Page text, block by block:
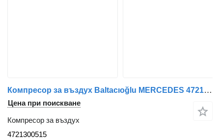
Компресор за въздух Baltacıoğlu MERCEDES 4721300515 за автобус
Цена при поискване
Компресор за въздух
4721300515